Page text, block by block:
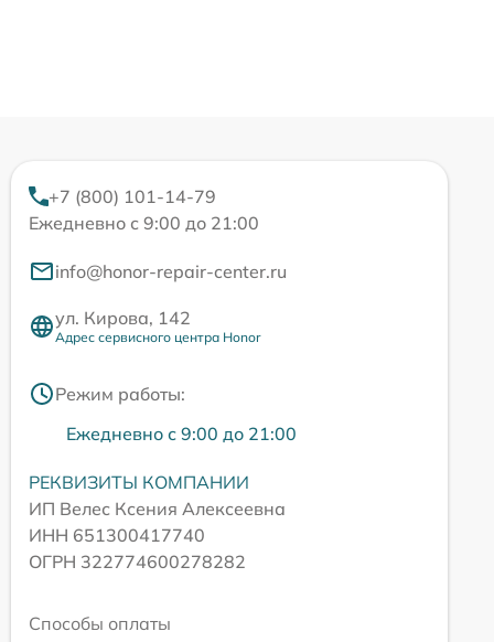
+7 (800) 101-14-79
Ежедневно с 9:00 до 21:00
info@honor-repair-center.ru
ул. Кирова, 142
Адрес сервисного центра Honor
Режим работы:
Ежедневно с 9:00 до 21:00
РЕКВИЗИТЫ КОМПАНИИ
ИП Велес Ксения Алексеевна
ИНН 651300417740
ОГРН 322774600278282
Способы оплаты